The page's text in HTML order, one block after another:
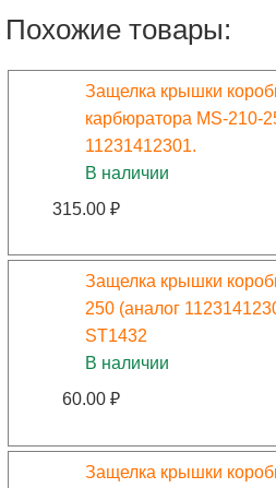
Похожие товары:
Защелка крышки
карбюратора MS-210-
11231412301.
В наличии
315.00 ₽
Защелка крышки
250 (аналог
ST1432
В наличии
60.00 ₽
Защелка крышки